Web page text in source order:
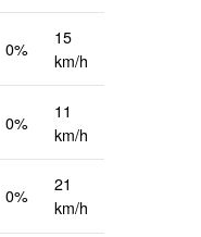
0%
15
km/h
0%
11
km/h
0%
21
km/h